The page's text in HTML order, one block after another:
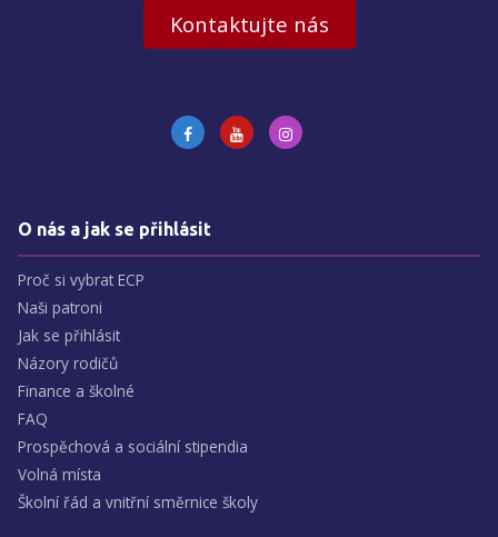
Kontaktujte nás
O nás a jak se přihlásit
Proč si vybrat ECP
Naši patroni
Jak se přihlásit
Názory rodičů
Finance a školné
FAQ
Prospěchová a sociální stipendia
Volná místa
Školní řád a vnitřní směrnice školy